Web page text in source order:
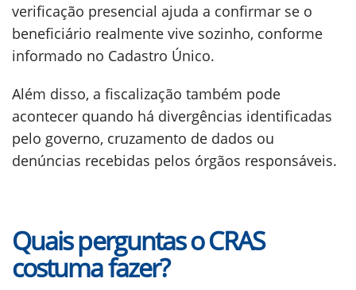
verificação presencial ajuda a confirmar se o
beneficiário realmente vive sozinho, conforme
informado no Cadastro Único.
Além disso, a fiscalização também pode
acontecer quando há divergências identificadas
pelo governo, cruzamento de dados ou
denúncias recebidas pelos órgãos responsáveis.
Quais perguntas o CRAS
costuma fazer?